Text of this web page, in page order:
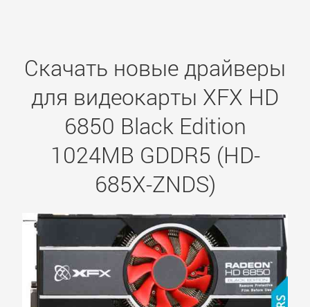
Скачать новые драйверы
для видеокарты XFX HD
6850 Black Edition
1024MB GDDR5 (HD-
685X-ZNDS)